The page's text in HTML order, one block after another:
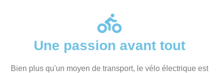
Une passion avant tout
Bien plus qu'un moyen de transport, le vélo électrique est